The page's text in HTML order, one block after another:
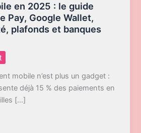
en 2025 : le guide
Pay, Google Wallet,
plafonds et banques
mobile n’est plus un gadget :
déjà 15 % des paiements en
[…]